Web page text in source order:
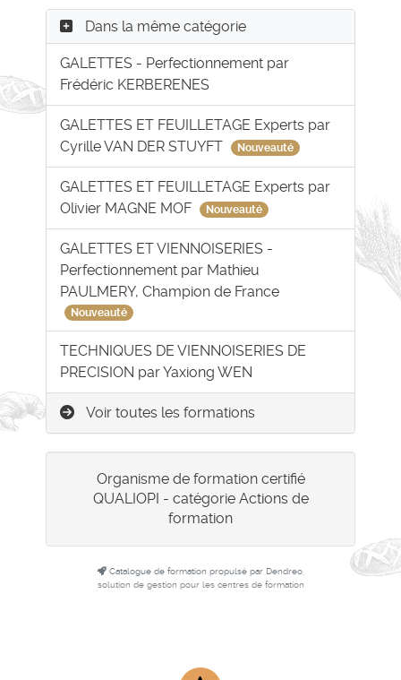
Dans la même catégorie
GALETTES - Perfectionnement par
Frédéric KERBERENES
GALETTES ET FEUILLETAGE Experts par
Cyrille VAN DER STUYFT
Nouveauté
GALETTES ET FEUILLETAGE Experts par
Olivier MAGNE MOF
Nouveauté
GALETTES ET VIENNOISERIES -
Perfectionnement par Mathieu
PAULMERY, Champion de France
Nouveauté
TECHNIQUES DE VIENNOISERIES DE
PRECISION par Yaxiong WEN
Voir toutes les formations
Organisme de formation certifié
QUALIOPI - catégorie Actions de
formation
Catalogue de formation propulsé par Dendreo,
solution de gestion pour les centres de formation